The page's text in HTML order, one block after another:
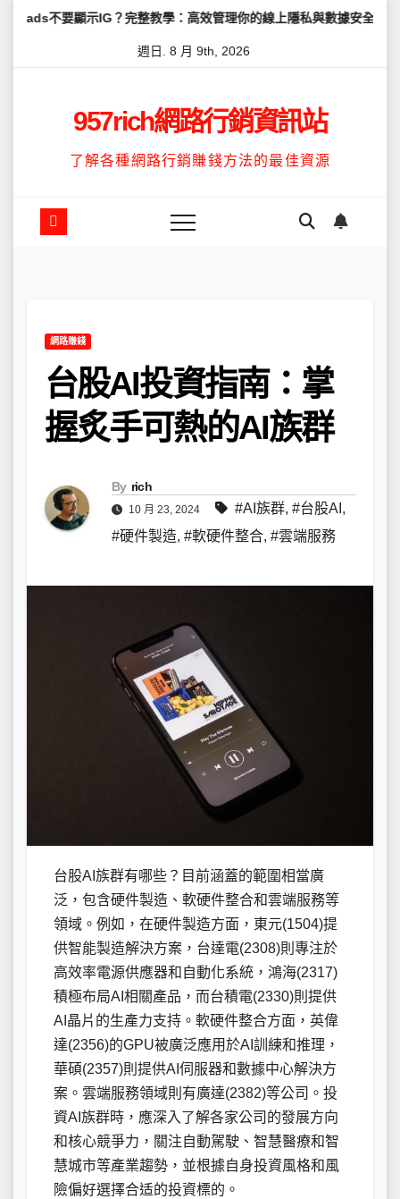
？完整教學：高效管理你的線上隱私與數據安全 怎麼讓
週日. 8 月 9th, 2026
957rich網路行銷資訊站
了解各種網路行銷賺錢方法的最佳資源
網路賺錢
台股AI投資指南：掌
握炙手可熱的AI族群
By rich
10 月 23, 2024 #AI族群, #台股AI ,
#硬件製造, #軟硬件整合, #雲端服務
台股AI族群有哪些？目前涵蓋的範圍相當廣
泛，包含硬件製造、軟硬件整合和雲端服務等
領域。例如，在硬件製造方面，東元(1504)提
供智能製造解決方案，台達電(2308)則專注於
高效率電源供應器和自動化系統，鴻海(2317)
積極布局AI相關產品，而台積電(2330)則提供
AI晶片的生產力支持。軟硬件整合方面，英偉
達(2356)的GPU被廣泛應用於AI訓練和推理，
華碩(2357)則提供AI伺服器和數據中心解決方
案。雲端服務領域則有廣達(2382)等公司。投
資AI族群時，應深入了解各家公司的發展方向
和核心競爭力，關注自動駕駛、智慧醫療和智
慧城市等產業趨勢，並根據自身投資風格和風
險偏好選擇合适的投資標的。